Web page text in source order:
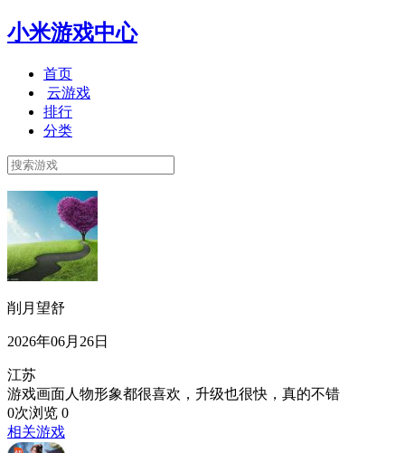
小米游戏中心
首页
云游戏
排行
分类
削月望舒
2026年06月26日
江苏
游戏画面人物形象都很喜欢，升级也很快，真的不错
0次浏览 0
相关游戏